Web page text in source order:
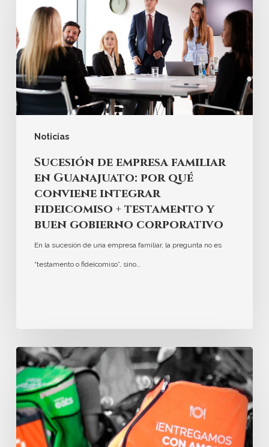
Noticias
Sucesión de empresa familiar
en Guanajuato: por qué
conviene integrar
fideicomiso + testamento y
buen gobierno corporativo
En la sucesión de una empresa familiar, la pregunta no es
“testamento o fideicomiso”, sino…